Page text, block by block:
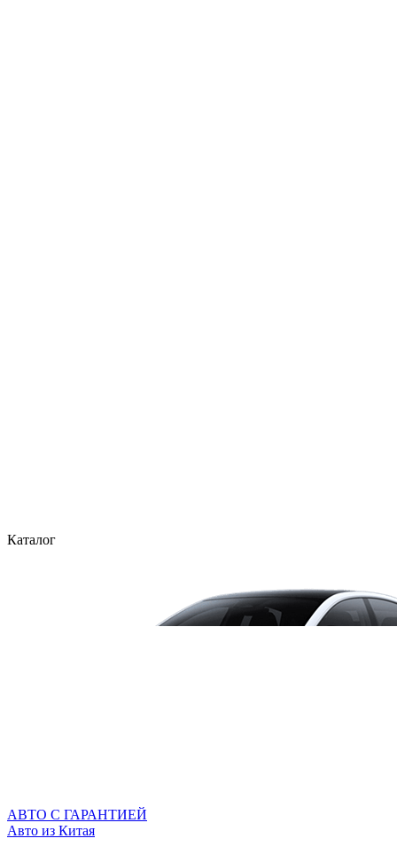
Каталог
АВТО С ГАРАНТИЕЙ
Авто из Китая